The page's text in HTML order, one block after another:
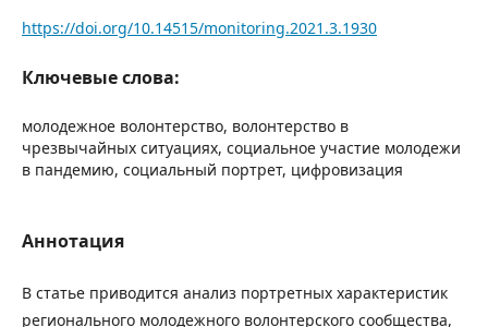
https://doi.org/10.14515/monitoring.2021.3.1930
Ключевые слова:
молодежное волонтерство, волонтерство в
чрезвычайных ситуациях, социальное участие молодежи
в пандемию, социальный портрет, цифровизация
Аннотация
В статье приводится анализ портретных характеристик
регионального молодежного волонтерского сообщества,